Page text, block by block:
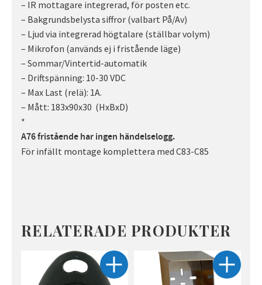
– IR mottagare integrerad, för posten etc.
– Bakgrundsbelysta siffror (valbart På/Av)
– Ljud via integrerad högtalare (ställbar volym)
– Mikrofon (används ej i fristående läge)
– Sommar/Vintertid-automatik
– Driftspänning: 10-30 VDC
– Max Last (relä): 1A.
– Mått: 183x90x30 (HxBxD)
*
A76 fristående har ingen händelselogg.
För infällt montage komplettera med C83-C85
RELATERADE PRODUKTER